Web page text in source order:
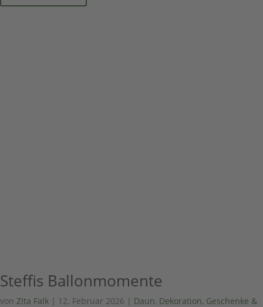
Steffis Ballonmomente
von Zita Falk | 12. Februar 2026 | Daun, Dekoration, Geschenke &